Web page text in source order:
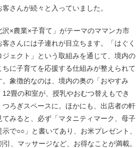
客さんが続々と入っていました。
沢×農業×子育て」がテーマのママンカ市
客さんには子連れが目立ちます。「はぐく
ジェクト」という取組みを通じて、境内の
ちに子育てを応援する仕組みが整えられて
。象徴的なのは、境内の奥の「おやすみ
12畳の和室が、授乳やおむつ替えもでき
つろぎスペースに。ほかにも、出店者の軒
てみると、必ず「マタニティマーク、母子
示で○○」と書いてあり、お米プレゼント、
引、マッサージなど、お得なことが満載。